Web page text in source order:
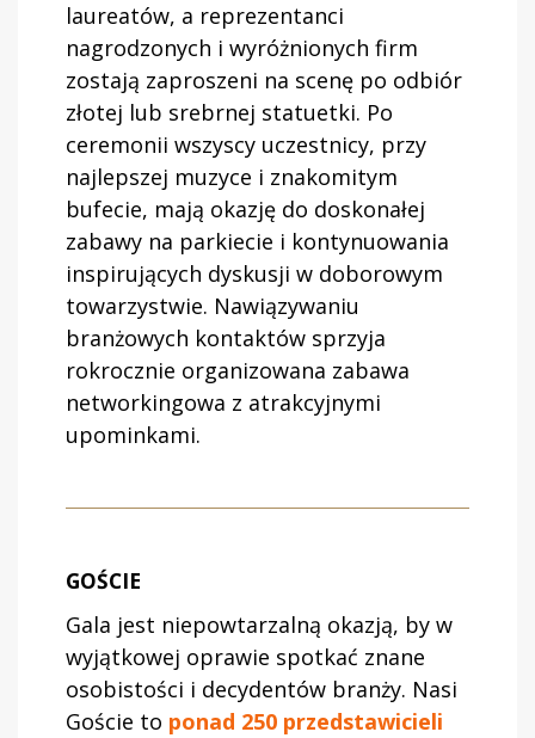
laureatów, a reprezentanci
nagrodzonych i wyróżnionych firm
zostają zaproszeni na scenę po odbiór
złotej lub srebrnej statuetki. Po
ceremonii wszyscy uczestnicy, przy
najlepszej muzyce i znakomitym
bufecie, mają okazję do doskonałej
zabawy na parkiecie i kontynuowania
inspirujących dyskusji w doborowym
towarzystwie. Nawiązywaniu
branżowych kontaktów sprzyja
rokrocznie organizowana zabawa
networkingowa z atrakcyjnymi
upominkami.
GOŚCIE
Gala jest niepowtarzalną okazją, by w
wyjątkowej oprawie spotkać znane
osobistości i decydentów branży. Nasi
Goście to ponad 250 przedstawicieli